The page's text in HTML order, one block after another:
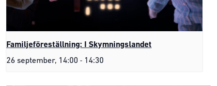
Familjeföreställning: I Skymningslandet
26 september, 14:00 - 14:30